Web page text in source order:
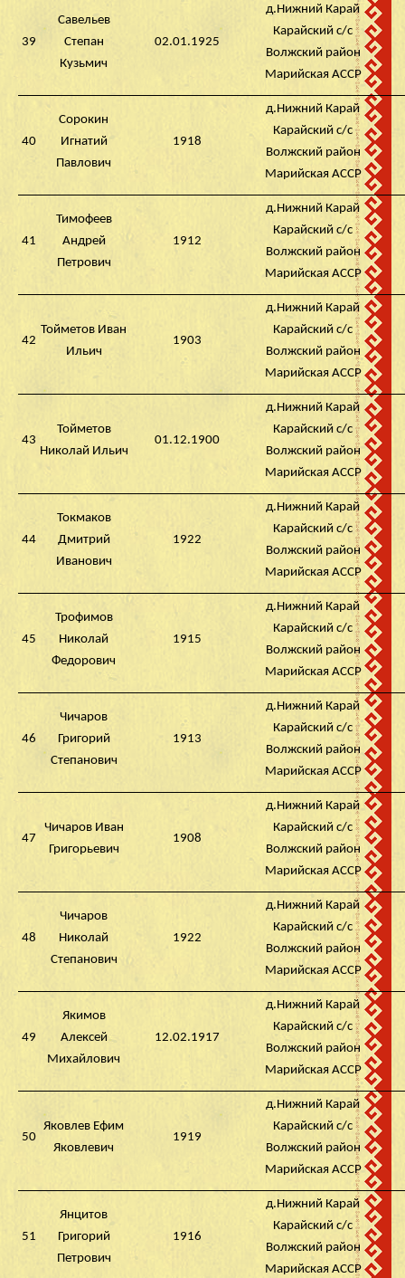
39
Савельев
Степан
Кузьмич
02.01.1925
д.Нижний Карай
Карайский с/с
Волжский район
Марийская АССР
40
Сорокин
Игнатий
Павлович
1918
д.Нижний Карай
Карайский с/с
Волжский район
Марийская АССР
41
Тимофеев
Андрей
Петрович
1912
д.Нижний Карай
Карайский с/с
Волжский район
Марийская АССР
42
Тойметов Иван
Ильич
1903
д.Нижний Карай
Карайский с/с
Волжский район
Марийская АССР
43
Тойметов
Николай Ильич
01.12.1900
д.Нижний Карай
Карайский с/с
Волжский район
Марийская АССР
44
Токмаков
Дмитрий
Иванович
1922
д.Нижний Карай
Карайский с/с
Волжский район
Марийская АССР
45
Трофимов
Николай
Федорович
1915
д.Нижний Карай
Карайский с/с
Волжский район
Марийская АССР
46
Чичаров
Григорий
Степанович
1913
д.Нижний Карай
Карайский с/с
Волжский район
Марийская АССР
47
Чичаров Иван
Григорьевич
1908
д.Нижний Карай
Карайский с/с
Волжский район
Марийская АССР
48
Чичаров
Николай
Степанович
1922
д.Нижний Карай
Карайский с/с
Волжский район
Марийская АССР
49
Якимов
Алексей
Михайлович
12.02.1917
д.Нижний Карай
Карайский с/с
Волжский район
Марийская АССР
50
Яковлев Ефим
Яковлевич
1919
д.Нижний Карай
Карайский с/с
Волжский район
Марийская АССР
51
Янцитов
Григорий
Петрович
1916
д.Нижний Карай
Карайский с/с
Волжский район
Марийская АССР